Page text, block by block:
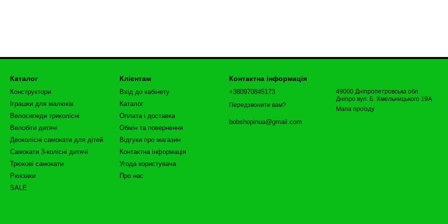
Каталог
Конструктори
Іграшки для малюків
Велосипеди триколісні
Велобіги дитячі
Двоколісні самокати для дітей
Самокати 3-колісні дитячі
Трюкові самокати
Рюкзаки
SALE
Клієнтам
Вхід до кабінету
Каталог
Оплата і доставка
Обмін та повернення
Відгуки про магазин
Контактна інформація
Угода користувача
Про нас
Контактна інформація
+380970845173
Передзвонити вам?
bobshopinua@gmail.com
49000 Дніпропетровська обл.
Дніпро вул. Б. Хмельницького 19А
Мапа проїзду